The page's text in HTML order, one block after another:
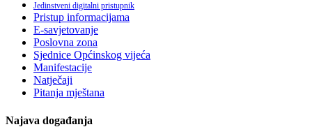
Jedinstveni digitalni pristupnik
Pristup informacijama
E-savjetovanje
Poslovna zona
Sjednice Općinskog vijeća
Manifestacije
Natječaji
Pitanja mještana
Najava događanja